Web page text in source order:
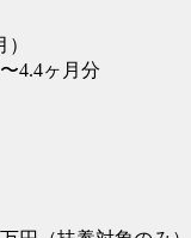
4.4ヶ月分